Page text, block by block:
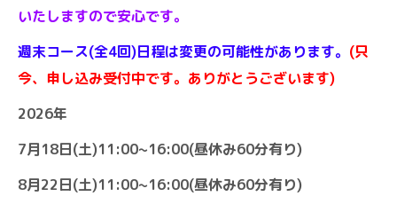
いたしますので安心です。
週末コース(全4回)日程は変更の可能性があります。 (只
今、申し込み受付中です。ありがとうございます)
2026年
7月18日(土)11:00~16:00(昼休み60分有り)
8月22日(土)11:00~16:00(昼休み60分有り)